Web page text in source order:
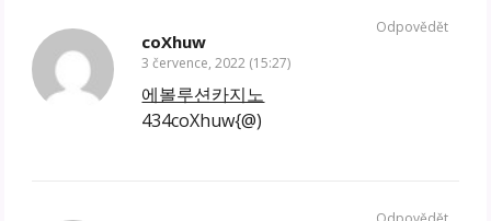
coXhuw
3 července, 2022 (15:27)
에볼루션카지노
434coXhuw{@)
Odpovědět